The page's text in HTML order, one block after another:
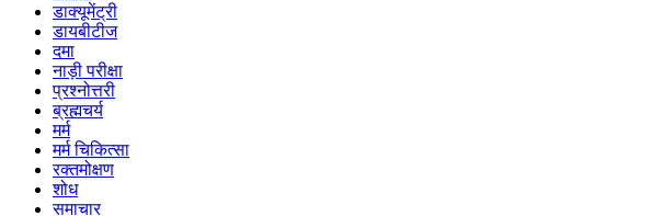
डाक्यूमेंट्री
डायबीटीज
दमा
नाड़ी परीक्षा
प्रश्नोत्तरी
ब्रह्मचर्य
मर्म
मर्म चिकित्सा
रक्तमोक्षण
शोध
समाचार